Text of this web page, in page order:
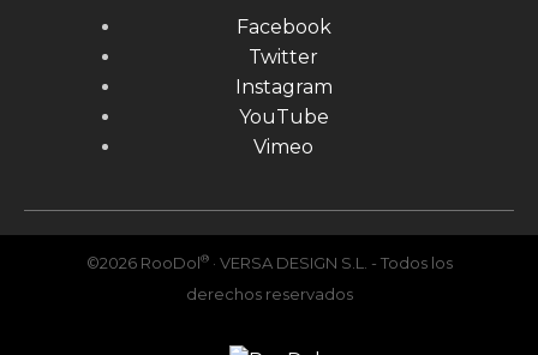
Facebook
Twitter
Instagram
YouTube
Vimeo
©2026 RooDol®· VERSA DESIGN S.L. - Todos los
derechos reservados